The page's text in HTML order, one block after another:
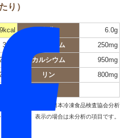
り）
6.0g
3.0g ナトリウム 250mg
カルシウム 950mg
リン 800mg
日本冷凍食品検査協会分析
ハイフン）表示の場合は未分析の項目です。